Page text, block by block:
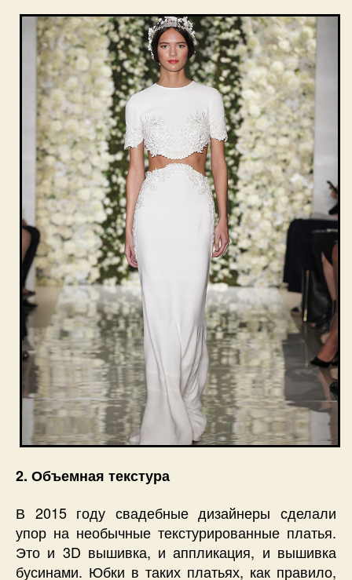
2. Объемная текстура
В 2015 году свадебные дизайнеры сделали
упор на необычные текстурированные платья.
Это и 3D вышивка, и аппликация, и вышивка
бусинами. Юбки в таких платьях, как правило,